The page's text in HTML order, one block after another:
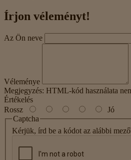
Írjon véleményt!
Az Ön neve
Véleménye
Megjegyzés: HTML-kód használata
Értékelés
Rossz
Jó
Captcha
Kérjük, írd be a kódot az alábbi